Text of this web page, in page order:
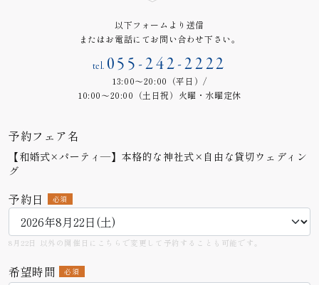
以下フォームより送信
またはお電話にてお問い合わせ下さい。
tel. 055-242-2222
13:00～20:00（平日）/
10:00～20:00（土日祝）火曜・水曜定休
予約フェア名
【和婚式×パーティ―】本格的な神社式×自由な貸切ウェディン
グ
予約日 必須
8月22日 以外の開催日にこちらで変更して予約することも可能です。
希望時間 必須